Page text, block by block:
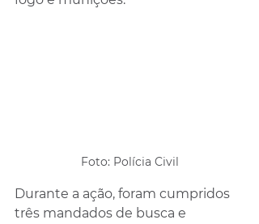
Foto: Polícia Civil
Durante a ação, foram cumpridos
três mandados de busca e